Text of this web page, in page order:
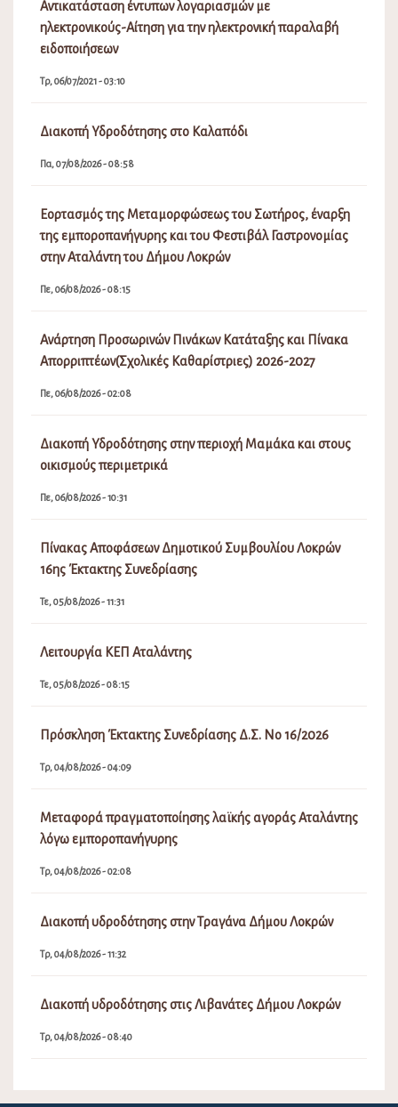
Αντικατάσταση έντυπων λογαριασμών με
ηλεκτρονικούς-Αίτηση για την ηλεκτρονική παραλαβή
ειδοποιήσεων
Τρ, 06/07/2021 - 03:10
Διακοπή Υδροδότησης στο Καλαπόδι
Πα, 07/08/2026 - 08:58
Εορτασμός της Μεταμορφώσεως του Σωτήρος, έναρξη
της εμποροπανήγυρης και του Φεστιβάλ Γαστρονομίας
στην Αταλάντη του Δήμου Λοκρών
Πε, 06/08/2026 - 08:15
Ανάρτηση Προσωρινών Πινάκων Κατάταξης και Πίνακα
Απορριπτέων(Σχολικές Καθαρίστριες) 2026-2027
Πε, 06/08/2026 - 02:08
Διακοπή Υδροδότησης στην περιοχή Μαμάκα και στους
οικισμούς περιμετρικά
Πε, 06/08/2026 - 10:31
Πίνακας Αποφάσεων Δημοτικού Συμβουλίου Λοκρών
16ης Έκτακτης Συνεδρίασης
Τε, 05/08/2026 - 11:31
Λειτουργία ΚΕΠ Αταλάντης
Τε, 05/08/2026 - 08:15
Πρόσκληση Έκτακτης Συνεδρίασης Δ.Σ. Νο 16/2026
Τρ, 04/08/2026 - 04:09
Μεταφορά πραγματοποίησης λαϊκής αγοράς Αταλάντης
λόγω εμποροπανήγυρης
Τρ, 04/08/2026 - 02:08
Διακοπή υδροδότησης στην Τραγάνα Δήμου Λοκρών
Τρ, 04/08/2026 - 11:32
Διακοπή υδροδότησης στις Λιβανάτες Δήμου Λοκρών
Τρ, 04/08/2026 - 08:40